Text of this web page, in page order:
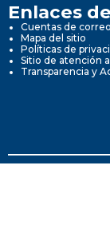
Enlaces
Cuentas de
Mapa del sitio
Políticas de
Sitio de atención
Transparencia y